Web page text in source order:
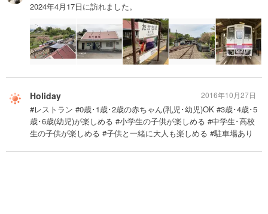
2024年4月17日に訪れました。
Holiday
#レストラン #0歳･1歳･2歳の赤ちゃん(乳児･幼児)OK #3歳･4歳･5
歳･6歳(幼児)が楽しめる #小学生の子供が楽しめる #中学生･高校
生の子供が楽しめる #子供と一緒に大人も楽しめる #駐車場あり
2016年10月27日